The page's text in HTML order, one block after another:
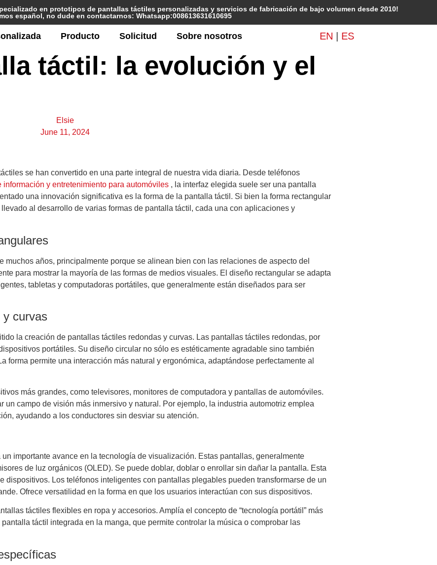
en prototipos de pantallas táctiles personalizadas y servicios de fabricación de bajo volumen desde 2010!
español, no dude en contactarnos: Whatsapp:008613631610695
Producto Solicitud Sobre nosotros EN ES
táctil: la evolución y el
Elsie
June 11, 2024
se han convertido en una parte integral de nuestra vida diaria. Desde teléfonos
información y entretenimiento para automóviles , la interfaz elegida suele ser una pantalla
una innovación significativa es la forma de la pantalla táctil. Si bien la forma rectangular
al desarrollo de varias formas de pantalla táctil, cada una con aplicaciones y
años, principalmente porque se alinean bien con las relaciones de aspecto del
para mostrar la mayoría de las formas de medios visuales. El diseño rectangular se adapta
tabletas y computadoras portátiles, que generalmente están diseñados para ser
y curvas
la creación de pantallas táctiles redondas y curvas. Las pantallas táctiles redondas, por
portátiles. Su diseño circular no sólo es estéticamente agradable sino también
permite una interacción más natural y ergonómica, adaptándose perfectamente al
más grandes, como televisores, monitores de computadora y pantallas de automóviles.
campo de visión más inmersivo y natural. Por ejemplo, la industria automotriz emplea
ayudando a los conductores sin desviar su atención.
importante avance en la tecnología de visualización. Estas pantallas, generalmente
de luz orgánicos (OLED). Se puede doblar, doblar o enrollar sin dañar la pantalla. Esta
Los teléfonos inteligentes con pantallas plegables pueden transformarse de un
Ofrece versatilidad en la forma en que los usuarios interactúan con sus dispositivos.
táctiles flexibles en ropa y accesorios. Amplía el concepto de “tecnología portátil” más
táctil integrada en la manga, que permite controlar la música o comprobar las